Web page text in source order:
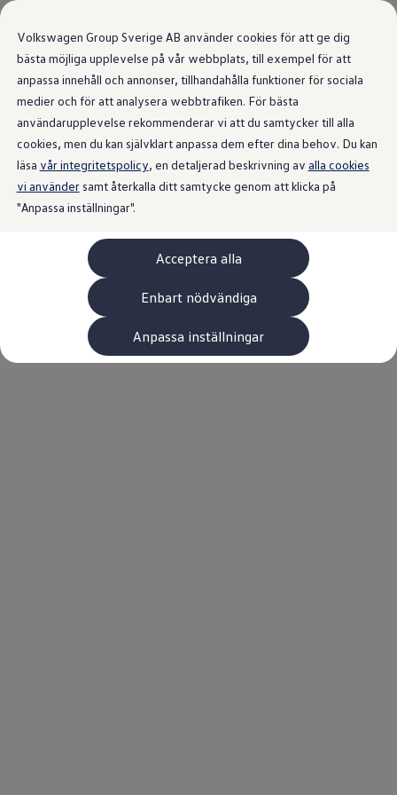
Volkswagen Group Sverige AB använder cookies för att ge dig
bästa möjliga upplevelse på vår webbplats, till exempel för att
anpassa innehåll och annonser, tillhandahålla funktioner för sociala
medier och för att analysera webbtrafiken. För bästa
användarupplevelse rekommenderar vi att du samtycker till alla
cookies, men du kan självklart anpassa dem efter dina behov. Du kan
läsa vår integritetspolicy, en detaljerad beskrivning av alla cookies
vi användersamt återkalla ditt samtycke genom att klicka på
"Anpassa inställningar".
Acceptera alla
Enbart nödvändiga
Anpassa inställningar
Senaste nyttfrån Volkswagen
Sverige.
Tillbaka till alla pressreleaser